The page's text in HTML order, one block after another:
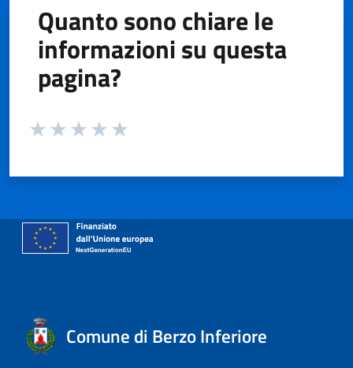
Quanto sono chiare le
informazioni su questa
pagina?
Valuta da 1 a 5 stelle la pagina
Comune di Berzo Inferiore